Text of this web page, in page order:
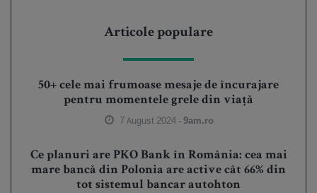
Articole populare
50+ cele mai frumoase mesaje de încurajare
pentru momentele grele din viață
7 August 2024 -9am.ro
Ce planuri are PKO Bank în România: cea mai
mare bancă din Polonia are active cât 66% din
tot sistemul bancar autohton